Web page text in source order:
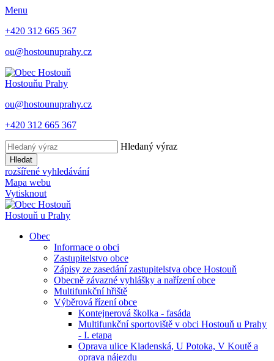
Menu
+420 312 665 367
ou@hostounuprahy.cz
Hostouňu Prahy
ou@hostounuprahy.cz
+420 312 665 367
Hledaný výraz
Hledat
rozšířené vyhledávání
Mapa webu
Vytisknout
Hostouň u Prahy
Obec
Informace o obci
Zastupitelstvo obce
Zápisy ze zasedání zastupitelstva obce Hostouň
Obecně závazné vyhlášky a nařízení obce
Multifunkční hřiště
Výběrová řízení obce
Kontejnerová školka - fasáda
Multifunkční sportoviště v obci Hostouň u Prahy
- I. etapa
Oprava ulice Kladenská, U Potoka, V Koutě a
oprava nájezdu